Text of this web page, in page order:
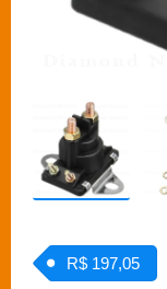
R$ 197,05